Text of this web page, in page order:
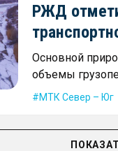
РЖД
Основной
объемы
МТК Север – Юг